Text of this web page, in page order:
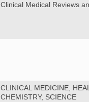
Clinical Medical Reviews
CLINICAL MEDICINE,
CHEMISTRY, SCIENCE